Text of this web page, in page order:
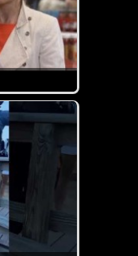
so, aber wer weiß,